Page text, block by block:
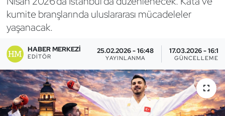
kumite branşlarında uluslararası mücadeleler
yaşanacak.
HABER MERKEZI
EDITÖR
25.02.2026 - 16:48
YAYINLANMA
17.03.2026 - 16:10
GÜNCELLEME
Boks
Briç
Buz Hokeyi
Buz Pateni
Çim Hokeyi